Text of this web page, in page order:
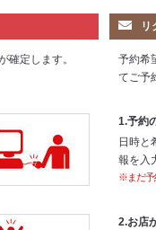
確定します。
リ
予約希
てご予
1.予約
日時と
報を入
※まだ予
2.お店